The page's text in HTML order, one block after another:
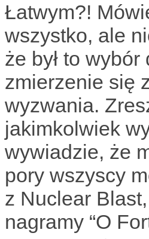
Łatwym?!
wszystko, ale
że był to
zmierzenie się
wyzwania.
jakimkolwiek
wywiadzie, że
pory wszyscy
z Nuclear
nagramy “O